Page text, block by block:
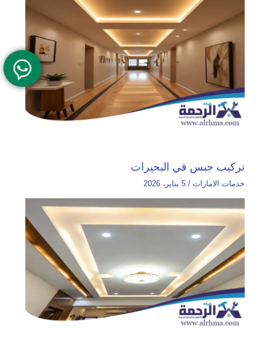
تركيب جبس في البحيرات
خدمات الامارات/ 5 يناير، 2026